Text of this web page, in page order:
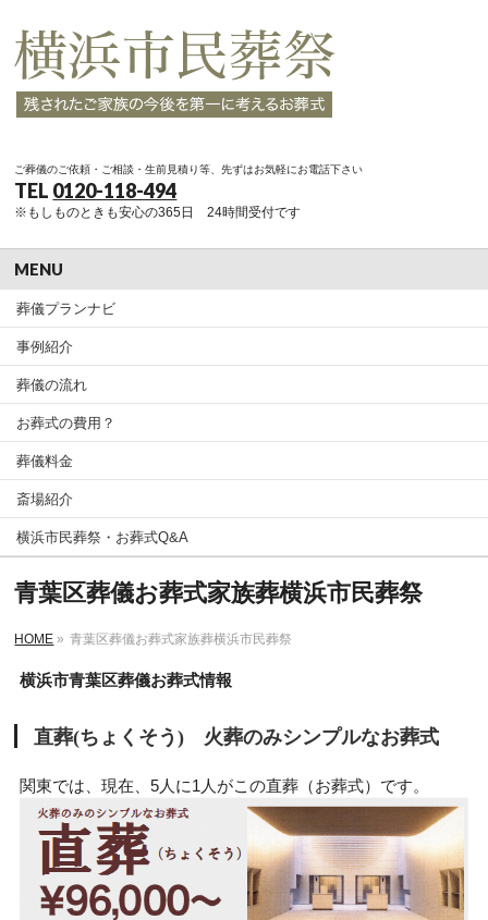
ご葬儀のご依頼・ご相談・生前見積り等、先ずはお気軽にお電話下さい
TEL 0120-118-494
※もしものときも安心の365日 24時間受付です
MENU
葬儀プランナビ
事例紹介
葬儀の流れ
お葬式の費用？
葬儀料金
斎場紹介
横浜市民葬祭・お葬式Q&A
青葉区葬儀お葬式家族葬横浜市民葬祭
HOME » 青葉区葬儀お葬式家族葬横浜市民葬祭
横浜市青葉区葬儀お葬式情報
直葬(ちょくそう) 火葬のみシンプルなお葬式
関東では、現在、5人に1人がこの直葬（お葬式）です。